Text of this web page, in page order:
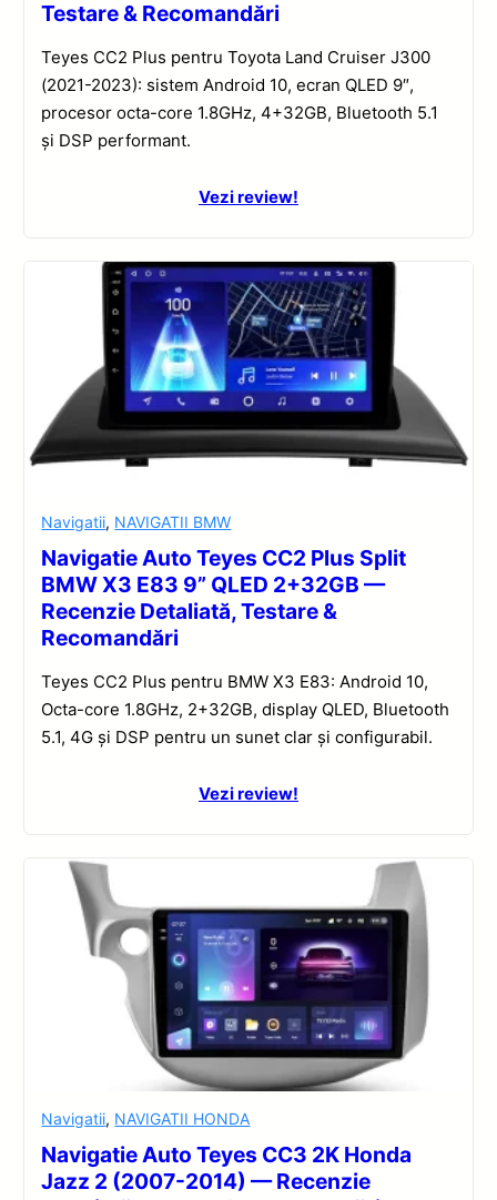
Testare & Recomandări
Teyes CC2 Plus pentru Toyota Land Cruiser J300
(2021-2023): sistem Android 10, ecran QLED 9″,
procesor octa-core 1.8GHz, 4+32GB, Bluetooth 5.1
și DSP performant.
Vezi review!
Navigatii, NAVIGATII BMW
Navigatie Auto Teyes CC2 Plus Split
BMW X3 E83 9” QLED 2+32GB —
Recenzie Detaliată, Testare &
Recomandări
Teyes CC2 Plus pentru BMW X3 E83: Android 10,
Octa-core 1.8GHz, 2+32GB, display QLED, Bluetooth
5.1, 4G și DSP pentru un sunet clar și configurabil.
Vezi review!
Navigatii, NAVIGATII HONDA
Navigatie Auto Teyes CC3 2K Honda
Jazz 2 (2007-2014) — Recenzie